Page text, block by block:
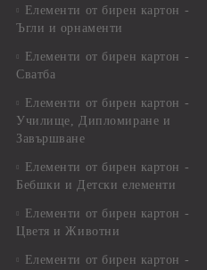
Елементи от бирен картон -
Ъгли и орнаменти
Елементи от бирен картон -
Сватба
Елементи от бирен картон -
Училище, Дипломиране и
Завършване
Елементи от бирен картон -
Бебшки и Детски елементи
Елементи от бирен картон -
Цветя и Животни
Елементи от бирен картон -